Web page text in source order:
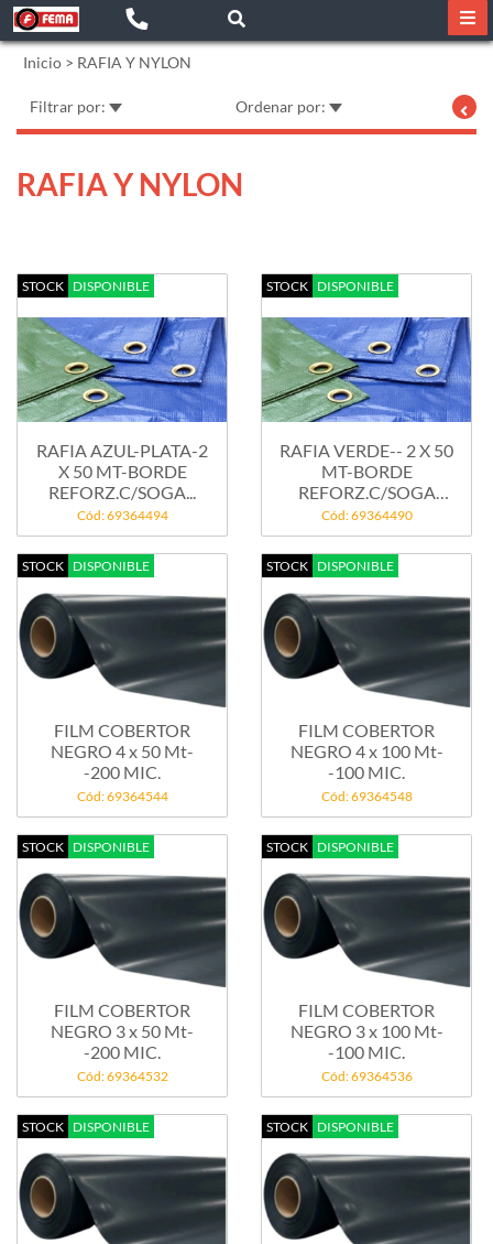
Inicio > RAFIA Y NYLON
Filtrar por: Ordenar por:
RAFIA Y NYLON
STOCK DISPONIBLE
RAFIA AZUL-PLATA-2
X 50 MT-BORDE
REFORZ.C/SOGA...
Cód: 69364494
STOCK DISPONIBLE
RAFIA VERDE-- 2 X 50
MT-BORDE
REFORZ.C/SOGA
NYLON...
Cód: 69364490
STOCK DISPONIBLE
FILM COBERTOR
NEGRO 4 x 50 Mt-
-200 MIC.
Cód: 69364544
STOCK DISPONIBLE
FILM COBERTOR
NEGRO 4 x 100 Mt-
-100 MIC.
Cód: 69364548
STOCK DISPONIBLE
FILM COBERTOR
NEGRO 3 x 50 Mt-
-200 MIC.
Cód: 69364532
STOCK DISPONIBLE
FILM COBERTOR
NEGRO 3 x 100 Mt-
-100 MIC.
Cód: 69364536
STOCK DISPONIBLE STOCK DISPONIBLE